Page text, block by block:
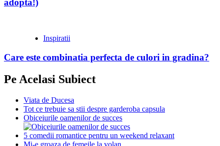
adopta!)
Inspiratii
Care este combinatia perfecta de culori in gradina?
Pe Acelasi Subiect
Viata de Ducesa
Tot ce trebuie sa stii despre garderoba capsula
Obiceiurile oamenilor de succes
5 comedii romantice pentru un weekend relaxant
Mi-e groaza de femeile la volan